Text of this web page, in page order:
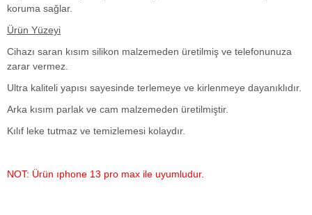
koruma sağlar.
Ürün Yüzeyi
Cihazı saran kısım silikon malzemeden üretilmiş ve telefonunuza
zarar vermez.
Ultra kaliteli yapısı sayesinde terlemeye ve kirlenmeye dayanıklıdır.
Arka kısım parlak ve cam malzemeden üretilmiştir.
Kılıf leke tutmaz ve temizlemesi kolaydır.
NOT: Ürün ıphone 13 pro max ile uyumludur.